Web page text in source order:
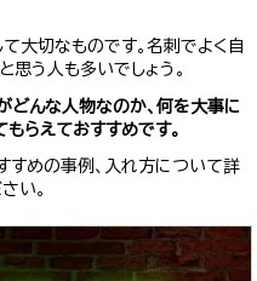
大切なものです。名刺でよく自
う人も多いでしょう。
どんな人物なのか、何を大事に
らえておすすめです。
すめの事例、入れ方について詳
い。